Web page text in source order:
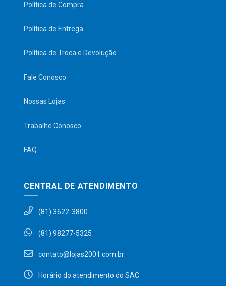
Política de Compra
Política de Entrega
Política de Troca e Devolução
Fale Conosco
Nossas Lojas
Trabalhe Conosco
FAQ
CENTRAL DE ATENDIMENTO
(81) 3622-3800
(81) 98277-5325
contato@lojas2001.com.br
Horário do atendimento do SAC